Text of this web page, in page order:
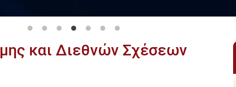
και Διεθνών Σχέσεων